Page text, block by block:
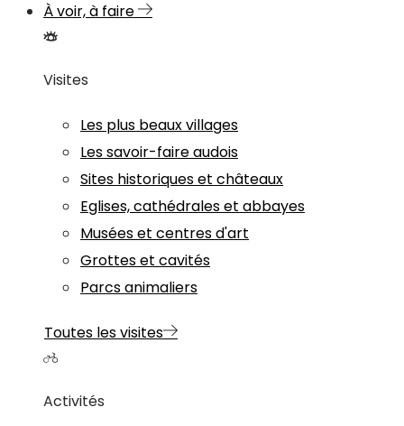
À voir, à faire
Visites
Les plus beaux villages
Les savoir-faire audois
Sites historiques et châteaux
Eglises, cathédrales et abbayes
Musées et centres d'art
Grottes et cavités
Parcs animaliers
Toutes les visites
Activités